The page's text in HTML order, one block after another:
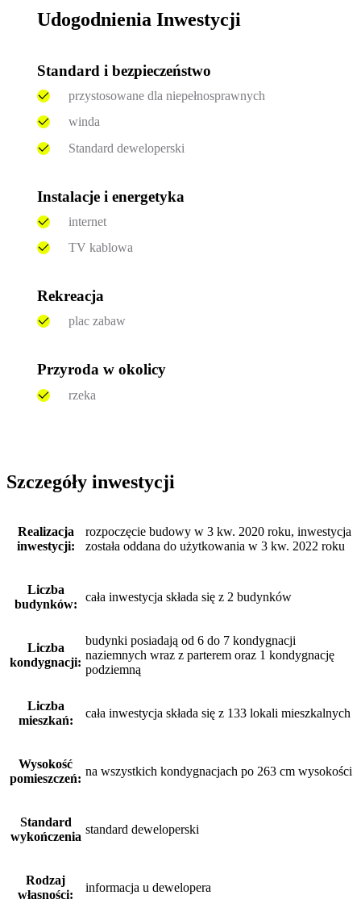
Udogodnienia Inwestycji
Standard i bezpieczeństwo
przystosowane dla niepełnosprawnych
winda
Standard deweloperski
Instalacje i energetyka
internet
TV kablowa
Rekreacja
plac zabaw
Przyroda w okolicy
rzeka
Szczegóły inwestycji
Realizacja
inwestycji:
rozpoczęcie budowy w 3 kw. 2020 roku, inwestycja
została oddana do użytkowania w 3 kw. 2022 roku
Liczba
budynków:
cała inwestycja składa się z 2 budynków
Liczba
kondygnacji:
budynki posiadają od 6 do 7 kondygnacji
naziemnych wraz z parterem oraz 1 kondygnację
podziemną
Liczba
mieszkań:
cała inwestycja składa się z 133 lokali mieszkalnych
Wysokość
pomieszczeń:
na wszystkich kondygnacjach po 263 cm wysokości
Standard
wykończenia
standard deweloperski
Rodzaj
własności:
informacja u dewelopera